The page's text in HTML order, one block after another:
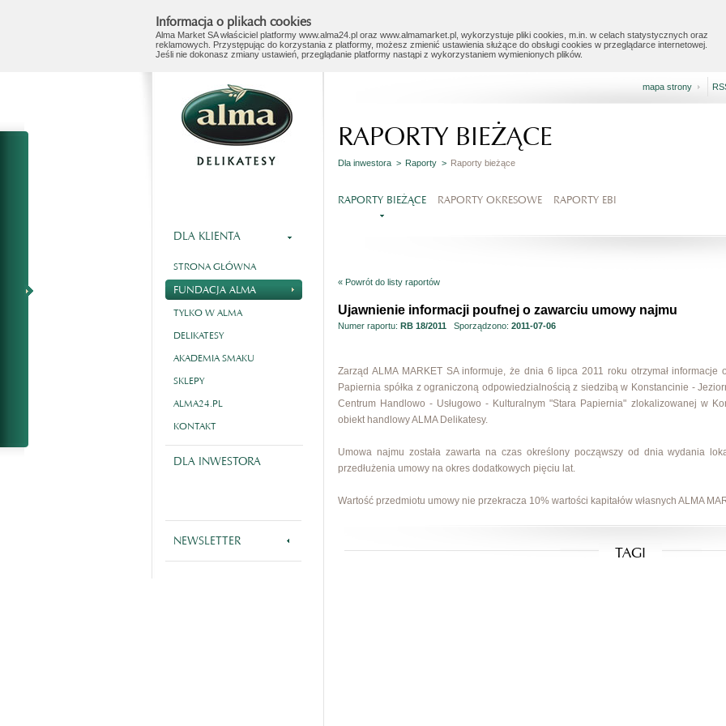
Informacja o plikach cookies
Alma Market SA właściciel platformy www.alma24.pl oraz www.almamarket.pl, wykorzystuje pliki cookies, m.in. w celach statystycznych oraz
reklamowych. Przystępując do korzystania z platformy, możesz zmienić ustawienia służące do obsługi cookies w przeglądarce internetowej.
Jeśli nie dokonasz zmiany ustawień, przeglądanie platformy nastąpi z wykorzystaniem wymienionych plików.
DLA KLIENTA
STRONA GŁÓWNA
FUNDACJA ALMA
TYLKO W ALMA
DELIKATESY
AKADEMIA SMAKU
SKLEPY
ALMA24.PL
KONTAKT
DLA INWESTORA
NEWSLETTER
mapa strony
RAPORTY BIEŻĄCE
Dla inwestora > Raporty > Raporty bieżące
RAPORTY BIEŻĄCE RAPORTY OKRESOWE RAPORTY EBI
« Powrót do listy raportów
Ujawnienie informacji poufnej o zawarciu umowy najmu
Numer raportu: RB 18/2011Sporządzono: 2011-07-06
Zarząd ALMA MARKET SA informuje, że dnia 6 lipca 2011 roku otrzymał
Papiernia spółka z ograniczoną odpowiedzialnością z siedzibą w Konstancinie -
Centrum Handlowo - Usługowo - Kulturalnym "Stara Papiernia" zlokalizowanej w
obiekt handlowy ALMA Delikatesy.
Umowa najmu została zawarta na czas określony począwszy od dnia wydania
przedłużenia umowy na okres dodatkowych pięciu lat.
Wartość przedmiotu umowy nie przekracza 10% wartości kapitałów własnych ALMA
TAGI